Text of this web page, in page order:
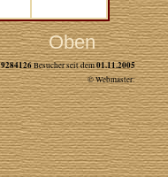
Oben
9284126Besucher seit dem01.11.2005
© Webmaster: